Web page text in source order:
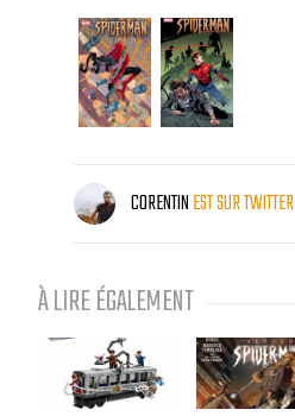
CORENTINEST SUR TWITTER
À LIRE ÉGALEMENT